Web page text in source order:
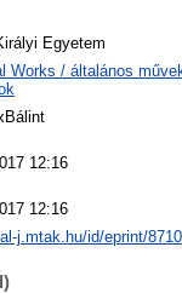
Egyetem
Works / általános
12:16
12:16
j.mtak.hu/id/eprint/8710